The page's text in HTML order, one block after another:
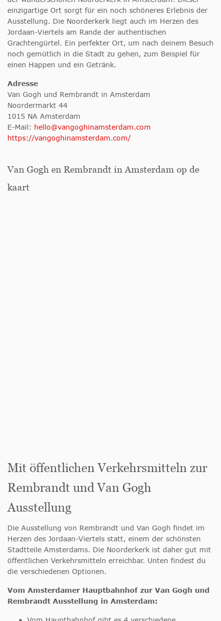
einzigartige Ort sorgt für ein noch schöneres Erlebnis der
Ausstellung. Die Noorderkerk liegt auch im Herzen des
Jordaan-Viertels am Rande der authentischen
Grachtengürtel. Ein perfekter Ort, um nach deinem Besuch
noch gemütlich in die Stadt zu gehen, zum Beispiel für
einen Happen und ein Getränk.
Adresse
Van Gogh und Rembrandt in Amsterdam
Noordermarkt 44
1015 NA Amsterdam
E-Mail: hello@vangoghinamsterdam.com
https://vangoghinamsterdam.com/
Van Gogh en Rembrandt in Amsterdam op de
kaart
Mit öffentlichen Verkehrsmitteln zur
Rembrandt und Van Gogh
Ausstellung
Die Ausstellung von Rembrandt und Van Gogh findet im
Herzen des Jordaan-Viertels statt, einem der schönsten
Stadtteile Amsterdams. Die Noorderkerk ist daher gut mit
öffentlichen Verkehrsmitteln erreichbar. Unten findest du
die verschiedenen Optionen.
Vom Amsterdamer Hauptbahnhof zur Van Gogh und
Rembrandt Ausstellung in Amsterdam: